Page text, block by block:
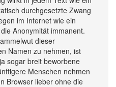
durchgesetzte Zwang
im Internet wie ein
Anonymität immanent.
dieser
Namen zu nehmen, ist
sogar breit beworbene
Menschen nehmen
Browser lieber ohne die